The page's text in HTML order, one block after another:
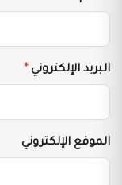
البريد الإلكتروني*
الموقع الإلكتروني